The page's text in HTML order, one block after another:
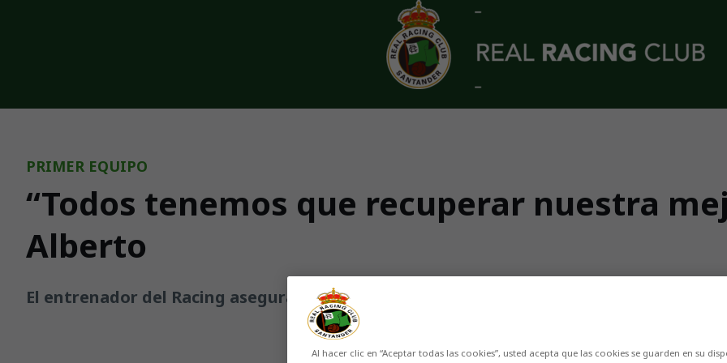
Skip to main content
PRIMER EQUIPO
“Todos tenemos que recuperar nuestra
Alberto
El entrenador del Racing asegura que “a nivel general el balance es positivo, en el
Al hacer clic en “Aceptar todas las cookies”, usted acepta que las cookies se guarden en su